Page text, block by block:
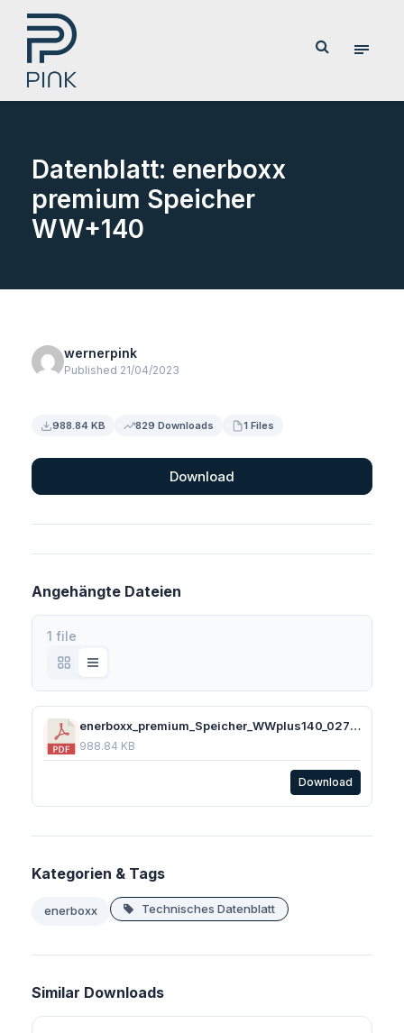
Datenblatt: enerboxx
premium Speicher
WW+140
wernerpink
Published 21/04/2023
988.84 KB 829 Downloads 1 Files
Download
Angehängte Dateien
1 file
enerboxx_premium_Speicher_WWplus140_02700102-V5_TDB_1374-02.pdf
988.84 KB
Download
Kategorien & Tags
enerboxx Technisches Datenblatt
Similar Downloads